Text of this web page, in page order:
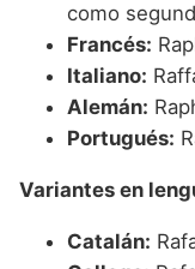
como
Francés:
Italiano:
Alemán:
Portugués:
Variantes en
Catalán: